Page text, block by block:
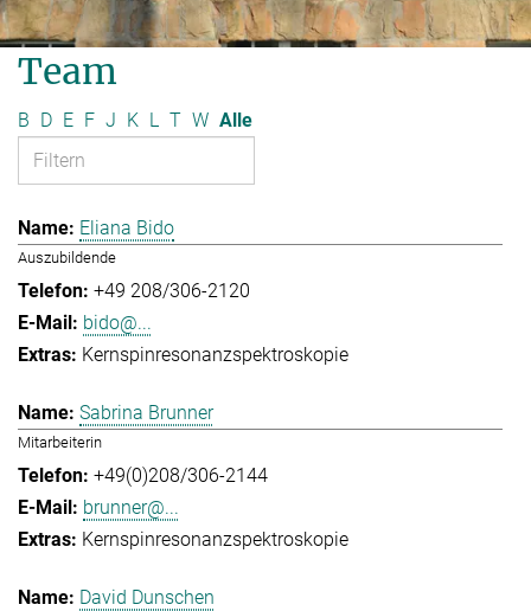
Team
B D E F J K L T W Alle
Eliana Bido
Auszubildende
+49 208/306-2120
bido@...
Kernspinresonanzspektroskopie
Sabrina Brunner
Mitarbeiterin
+49(0)208/306-2144
brunner@...
Kernspinresonanzspektroskopie
David Dunschen